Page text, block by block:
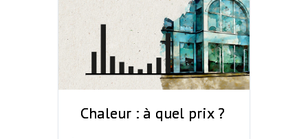
Chaleur : à quel prix ?